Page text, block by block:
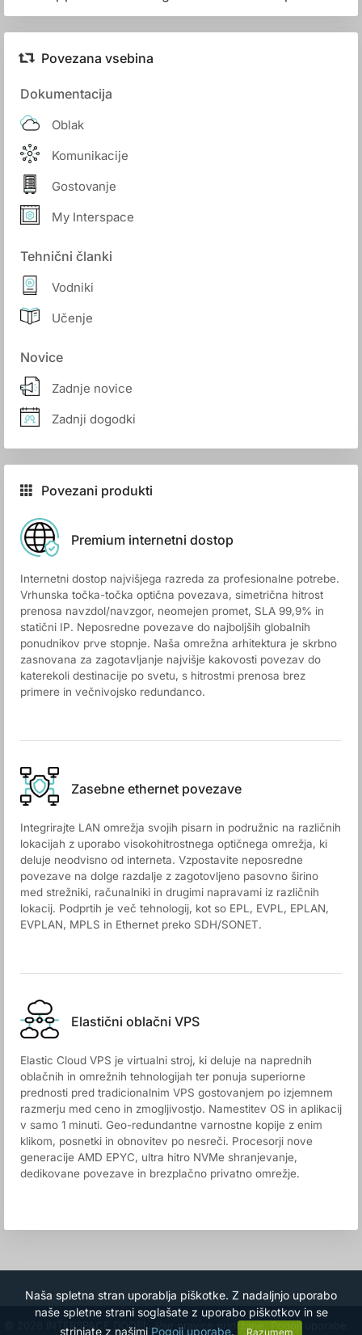
Povezana vsebina
Dokumentacija
Oblak
Komunikacije
Gostovanje
My Interspace
Tehnični članki
Vodniki
Učenje
Novice
Zadnje novice
Zadnji dogodki
Povezani produkti
Premium internetni dostop
Internetni dostop najvišjega razreda za profesionalne potrebe.
Vrhunska točka-točka optična povezava, simetrična hitrost
prenosa navzdol/navzgor, neomejen promet, SLA 99,9% in
statični IP. Neposredne povezave do najboljših globalnih
ponudnikov prve stopnje. Naša omrežna arhitektura je skrbno
zasnovana za zagotavljanje najvišje kakovosti povezav do
katerekoli destinacije po svetu, s hitrostmi prenosa brez
primere in večnivojsko redundanco.
Zasebne ethernet povezave
Integrirajte LAN omrežja svojih pisarn in podružnic na različnih
lokacijah z uporabo visokohitrostnega optičnega omrežja, ki
deluje neodvisno od interneta. Vzpostavite neposredne
povezave na dolge razdalje z zagotovljeno pasovno širino
med strežniki, računalniki in drugimi napravami iz različnih
lokacij. Podprtih je več tehnologij, kot so EPL, EVPL, EPLAN,
EVPLAN, MPLS in Ethernet preko SDH/SONET.
Elastični oblačni VPS
Elastic Cloud VPS je virtualni stroj, ki deluje na naprednih
oblačnih in omrežnih tehnologijah ter ponuja superiorne
prednosti pred tradicionalnim VPS gostovanjem po izjemnem
razmerju med ceno in zmogljivostjo. Namestitev OS in aplikacij
v samo 1 minuti. Geo-redundantne varnostne kopije z enim
klikom, posnetki in obnovitev po nesreči. Procesorji nove
generacije AMD EPYC, ultra hitro NVMe shranjevanje,
dedikovane povezave in brezplačno privatno omrežje.
Naša spletna stran uporablja piškotke. Z nadaljnjo uporabo
naše spletne strani soglašate z uporabo piškotkov in se
strinjate z našimi Pogoji uporabe. Razumem
© 2026 INTERSPACE DOOEL. Vse pravice pridržane.
Pogoji uporabe.